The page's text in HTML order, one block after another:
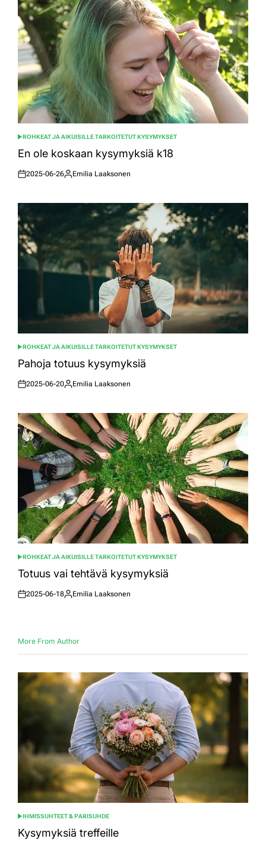
POSTED
IN
ROHKEAT JA AIKUISILLE TARKOITETUT KYSYMYKSET
En ole koskaan kysymyksiä k18
Posted
2025-06-26
Posted
Emilia Laaksonen
POSTED
IN
ROHKEAT JA AIKUISILLE TARKOITETUT KYSYMYKSET
Pahoja totuus kysymyksiä
Posted
2025-06-20
Posted
Emilia Laaksonen
POSTED
IN
ROHKEAT JA AIKUISILLE TARKOITETUT KYSYMYKSET
Totuus vai tehtävä kysymyksiä
Posted
2025-06-18
Posted
Emilia Laaksonen
More From Author
POSTED
IN
IHMISSUHTEET & PARISUHDE
Kysymyksiä treffeille